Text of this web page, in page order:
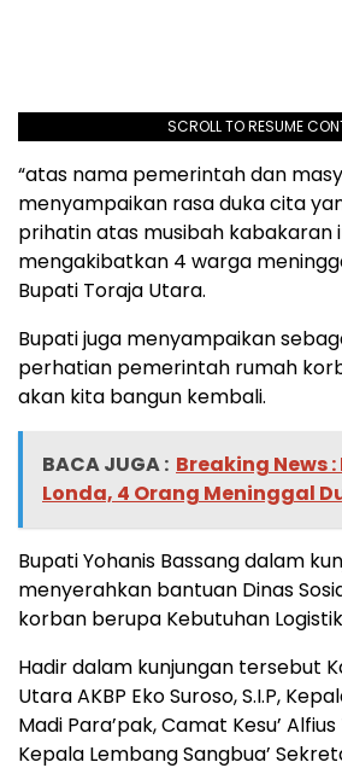
SCROLL TO RESUME
“atas nama pemerintah dan
menyampaikan rasa duka cita
prihatin atas musibah kabakaran
mengakibatkan 4 warga
Bupati Toraja Utara.
Bupati juga menyampaikan
perhatian pemerintah rumah
akan kita bangun kembali.
BACA JUGA : Breaking News
Londa, 4 Orang Meninggal
Bupati Yohanis Bassang dalam
menyerahkan bantuan Dinas
korban berupa Kebutuhan
Hadir dalam kunjungan tersebut
Utara AKBP Eko Suroso, S.I.P,
Madi Para’pak, Camat Kesu’
Kepala Lembang Sangbua’